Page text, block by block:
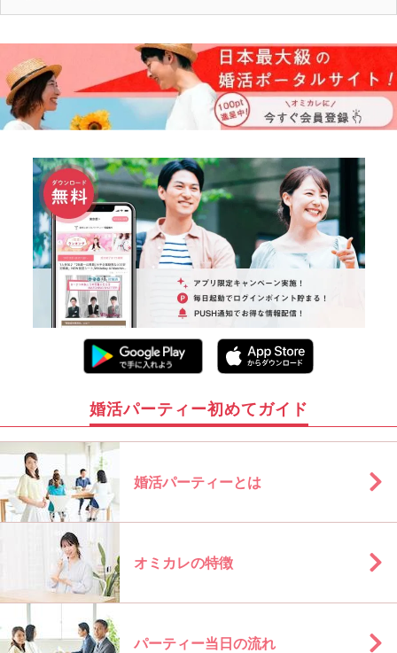
婚活パーティー初めてガイド
婚活パーティーとは
オミカレの特徴
パーティー当日の流れ